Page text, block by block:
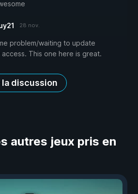
28 nov.
problem/waiting to update
This one here is great.
la discussion
autres jeux pris en